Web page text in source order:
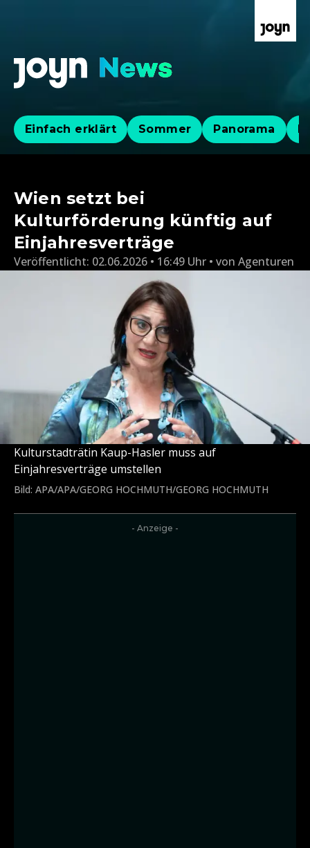
Einfach erklärt Sommer Panorama
Wien setzt bei
Kulturförderung künftig auf
Einjahresverträge
Veröffentlicht: 02.06.2026 • 16:49 Uhr von Agenturen
Kulturstadträtin Kaup-Hasler muss auf
Einjahresverträge umstellen
Bild: APA/APA/GEORG HOCHMUTH/GEORG HOCHMUTH
- Anzeige -